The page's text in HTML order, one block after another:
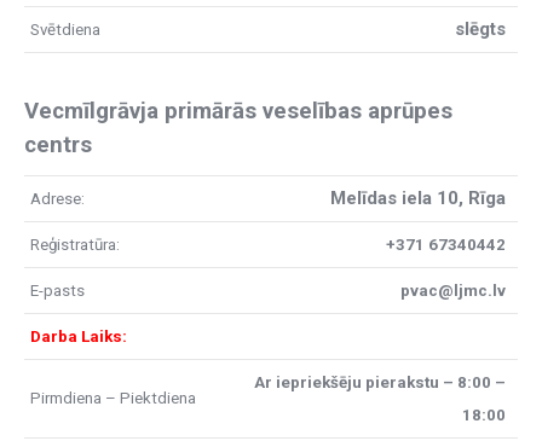
Svētdiena slēgts
Vecmīlgrāvja primārās veselības aprūpes
centrs
Adrese: Melīdas iela 10, Rīga
Reģistratūra: +371 67340442
E-pasts pvac@ljmc.lv
Darba Laiks:
Pirmdiena – Piektdiena
Ar iepriekšēju pierakstu – 8:00 –
18:00